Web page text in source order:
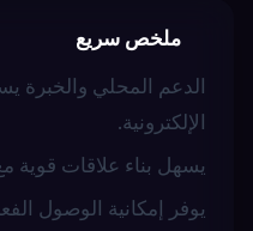
ملخص سريع
الدعم المحلي والخبرة
الإلكترونية.
يسهل بناء علاقات قوية
يوفر إمكانية الوصول